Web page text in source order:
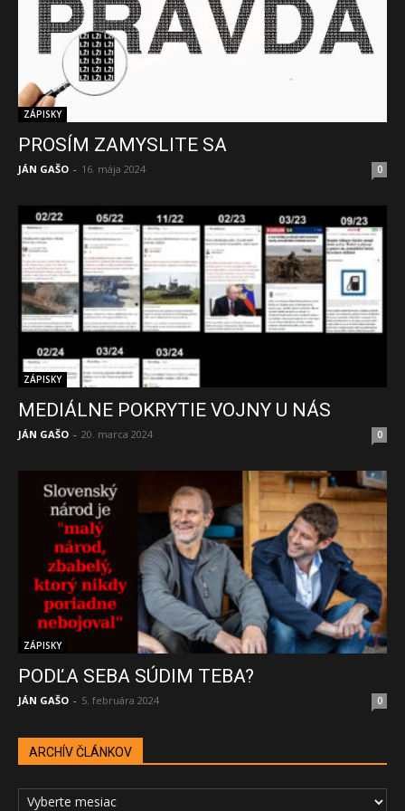
ZÁPISKY
PROSÍM ZAMYSLITE SA
JÁN GAŠO - 16. mája 2024 0
ZÁPISKY
MEDIÁLNE POKRYTIE VOJNY U NÁS
JÁN GAŠO - 20. marca 2024 0
ZÁPISKY
PODĽA SEBA SÚDIM TEBA?
JÁN GAŠO - 5. februára 2024 0
ARCHÍV ČLÁNKOV
ARCHÍV
ČLÁNKOV